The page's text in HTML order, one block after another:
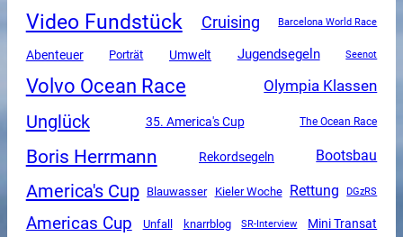
Video Fundstück Cruising Barcelona World Race
Abenteuer Porträt Umwelt Jugendsegeln Seenot
Volvo Ocean Race Olympia Klassen
Unglück 35. America's Cup The Ocean Race
Boris Herrmann Rekordsegeln Bootsbau
America's Cup Blauwasser Kieler Woche Rettung DGzRS
Americas Cup Unfall knarrblog SR-Interview Mini Transat